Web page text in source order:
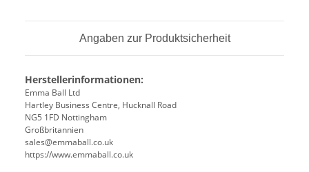
Angaben zur Produktsicherheit
Herstellerinformationen:
Emma Ball Ltd
Hartley Business Centre, Hucknall Road
NG5 1FD Nottingham
Großbritannien
sales@emmaball.co.uk
https://www.emmaball.co.uk